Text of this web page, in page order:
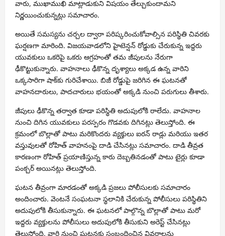
వారు, ముఖాముఖి మాట్లాడుకుని విషయం తేల్చుకుందామని
నిర్ణయించుకున్నట్లు సమాచారం.
అయితే సమస్యను చర్చల ద్వారా పరిష్కరించుకోవాల్సిన పరిస్థితి చివరకు
ఘర్షణగా మారింది. విజయవాడలోని హైటెన్షన్ రోడ్డుకు చేరుకున్న ఇద్దరు
యువకులు ఒకరిపై ఒకరు ఆగ్రహంతో తమ జీపులను నేరుగా
ఢీకొట్టుకున్నారు. వాహనాలు ఢీకొన్న దృశ్యాలు అక్కడ ఉన్న వారిని
ఒక్కసారిగా షాక్‌కు గురిచేశాయి. బిజీ రోడ్డుపై జరిగిన ఈ ఘటనతో
వాహనదారులు, పాదచారులు భయంతో అక్కడి నుంచి పరుగులు తీశారు.
జీపులు ఢీకొన్న తర్వాత కూడా పరిస్థితి అదుపులోకి రాలేదు. వాహనాల
నుంచి దిగిన యువకులు పరస్పరం గొడవకు దిగినట్లు తెలుస్తోంది. ఈ
క్రమంలో బొల్లాతో పాటు మరికొందరు వ్యక్తులు ఐరన్ రాడ్లు మరియు ఇతర
వస్తువులతో రోహిత్ వాహనంపై దాడి చేసినట్లు సమాచారం. దాడి తీవ్రత
కారణంగా రోహిత్ ప్రయాణిస్తున్న కారు దెబ్బతినడంతో పాటు టైర్లు కూడా
పంక్చర్ అయినట్లు తెలుస్తోంది.
ఘటన తీవ్రంగా మారడంతో అక్కడి ప్రజలు పోలీసులకు సమాచారం
అందించారు. వెంటనే సంఘటనా స్థలానికి చేరుకున్న పోలీసులు పరిస్థితిని
అదుపులోకి తీసుకున్నారు. ఈ ఘటనలో పాల్గొన్న బొల్లాతో పాటు మరో
ఇద్దరు వ్యక్తులను పోలీసులు అదుపులోకి తీసుకుని అరెస్ట్ చేసినట్లు
తెలుస్తోంది. వారి నుంచి ఘటనకు సంబంధించిన వివరాలను